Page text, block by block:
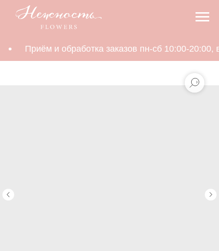
Приём и обработка заказов пн-сб 10:00-20:00,